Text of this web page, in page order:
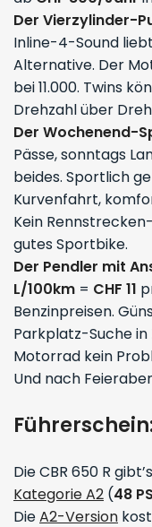
Der Vierzylinder-
Inline-4-Sound
Alternative. Der
bei 11.000. Twins
Drehzahl über
Der Wochenend-
Pässe, sonntags
beides. Sportlich
Kurvenfahrt,
Kein
gutes Sportbike.
Der Pendler mit
L/100km = CHF 11
Benzinpreisen.
Parkplatz-Suche
Motorrad kein
Und nach
Die CBR 650 R
Kategorie A2 (48 PS
DieA2-Version